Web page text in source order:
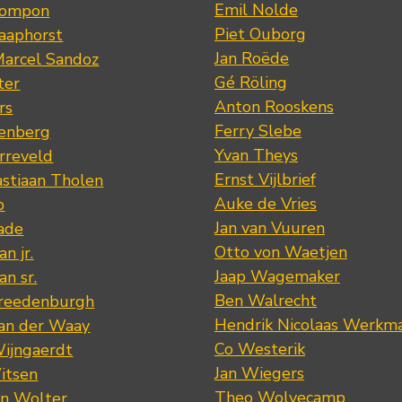
Sandoz
Tholen
jr.
sr.
der Waay
Emil Nolde
Piet Ouborg
Jan Roëde
Gé Röling
Anton Rooskens
Ferry Slebe
Yvan Theys
Ernst Vijlbrief
Auke de Vries
Jan van Vuuren
Otto von Waetjen
Jaap Wagemaker
Ben Walrecht
Hendrik Nicolaas
Co Westerik
Jan Wiegers
Theo Wolvecamp